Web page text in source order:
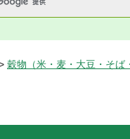
穀物（米・麦・大豆・そば